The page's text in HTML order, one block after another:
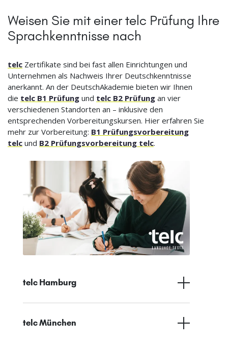
Weisen Sie mit einer telc Prüfung Ihre
Sprachkenntnisse nach
telc Zertifikate sind bei fast allen Einrichtungen und
Unternehmen als Nachweis Ihrer Deutschkenntnisse
anerkannt. An der DeutschAkademie bieten wir Ihnen
die telc B1 Prüfung und telc B2 Prüfung an vier
verschiedenen Standorten an – inklusive den
entsprechenden Vorbereitungskursen. Hier erfahren Sie
mehr zur Vorbereitung: B1 Prüfungsvorbereitung
telc und B2 Prüfungsvorbereitung telc.
telc Hamburg
telc München